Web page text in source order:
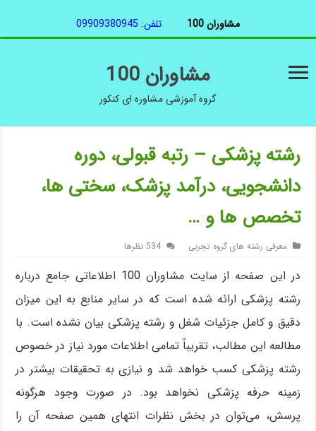
مشاوران 100
گروه آموزشی مشاوره ای کنکور
رشته پزشکی – رتبه قبولی، دوره
دانشجویی، درآمد پزشک، سختی ها،
تخصص ها و …
معرفی رشته های گروه تجربی 534 نظرها
در این صفحه از سایت مشاوران 100 اطلاعاتی جامع درباره
رشته پزشکی ارائه شده است که در سایر منابع به این میزان
دقیق و کامل جزئیات شغل و رشته پزشکی بیان نشده است. با
مطالعه این مطالب، تقریباً تمامی اطلاعات مورد نیاز در خصوص
رشته پزشکی کسب خواهد شد و نیازی به تحقیقات بیشتر در
زمینه حرفه پزشکی نخواهد بود. در صورت وجود هرگونه
پرسش، می‌توان در بخش نظرات انتهای همین صفحه آن را
مشاوران 100 تلفن: 09909380945